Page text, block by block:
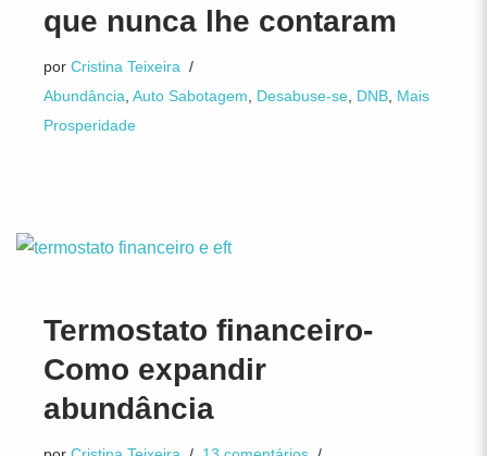
que nunca lhe contaram
por Cristina Teixeira
Abundância Auto Sabotagem Desabuse-se DNB Mais
Prosperidade
Termostato financeiro-
Como expandir
abundância